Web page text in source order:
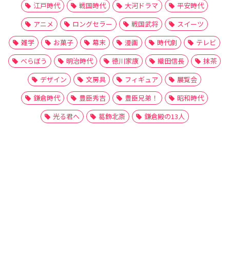
江戸時代 戦国時代 大河ドラマ
平安時代
アニメ
ロングセラー 戦国武将
スイーツ
雑学
お菓子 幕末 漫画 時代劇
テレビ
べらぼう
明治時代 徳川家康 織田信長
抹茶
デザイン
文房具 フィギュア
展覧会
鎌倉時代
豊臣秀吉 豊臣兄弟！
昭和時代
光る君へ
葛飾北斎 鎌倉殿の13人